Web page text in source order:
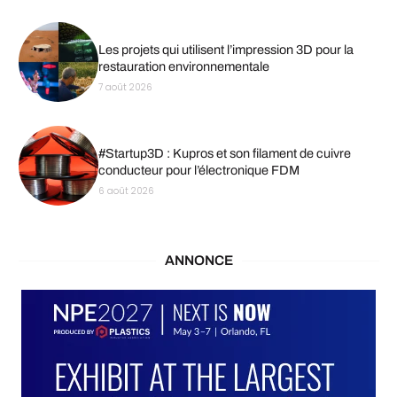
Les projets qui utilisent l’impression 3D pour la
restauration environnementale
7 août 2026
#Startup3D : Kupros et son filament de cuivre
conducteur pour l’électronique FDM
6 août 2026
ANNONCE